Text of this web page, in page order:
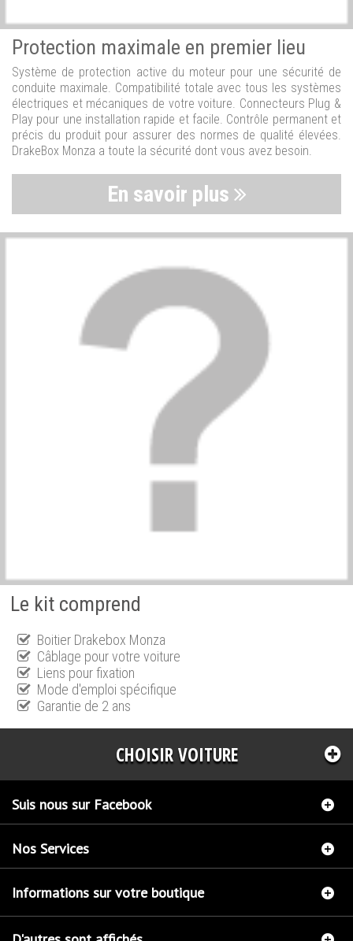
Protection maximale en premier lieu
Système de protection active du moteur pour une sécurité de
conduite maximale. Compatibilité totale avec tous les systèmes
électriques et mécaniques de votre voiture. Connecteurs Plug &
Play pour une installation rapide et facile. Contrôle permanent et
précis du produit pour assurer des normes de qualité élevées.
DrakeBox Monza a toute la sécurité dont vous avez besoin.
En savoir plus
Le kit comprend
Boitier Drakebox Monza
Câblage pour votre voiture
Liens pour fixation
Mode d'emploi spécifique
Garantie de 2 ans
CHOISIR VOITURE
Suis nous sur Facebook
Nos Services
Informations sur votre boutique